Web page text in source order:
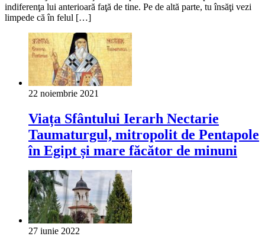
indiferenţa lui anterioară faţă de tine. Pe de altă parte, tu însăţi vezi
limpede că în felul […]
22 noiembrie 2021
Viața Sfântului Ierarh Nectarie
Taumaturgul, mitropolit de Pentapole
în Egipt și mare făcător de minuni
27 iunie 2022